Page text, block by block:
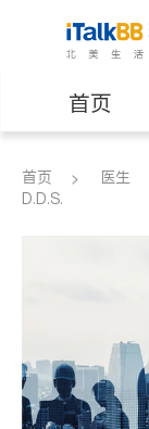
首页
医生
养老
首页 医生
D.D.S.